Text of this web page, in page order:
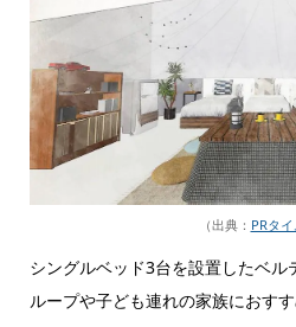
（出典： PRタ
シングルベッド3台を設置したベ
ループや子ども連れの家族におすす